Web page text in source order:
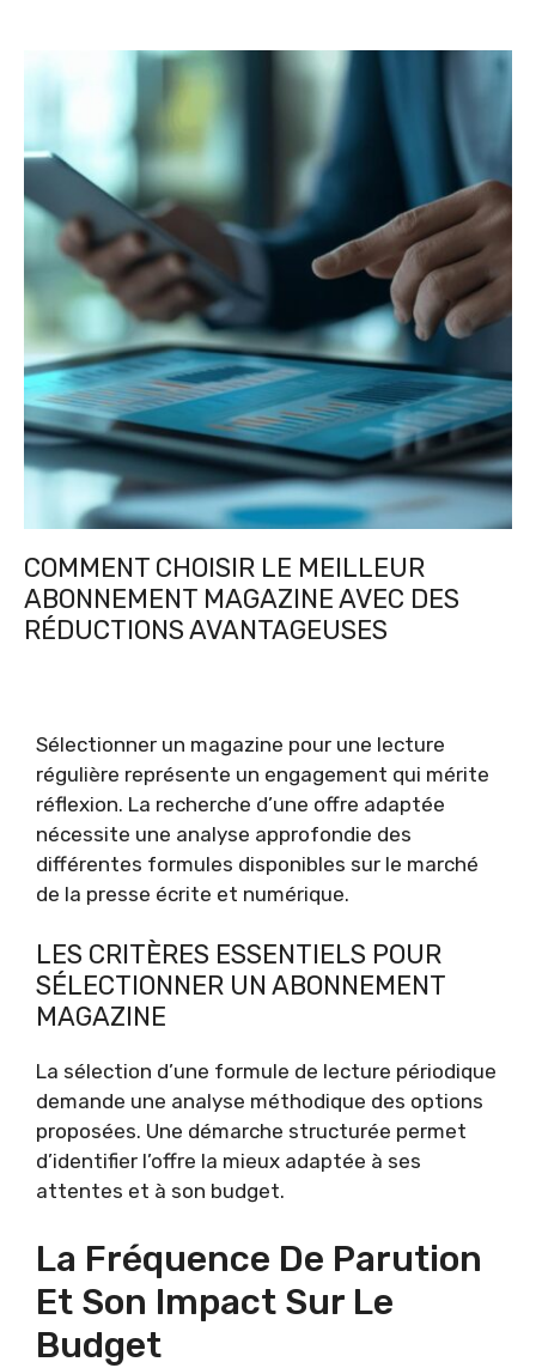
COMMENT CHOISIR LE MEILLEUR
ABONNEMENT MAGAZINE AVEC DES
RÉDUCTIONS AVANTAGEUSES
Sélectionner un magazine pour une lecture
régulière représente un engagement qui mérite
réflexion. La recherche d’une offre adaptée
nécessite une analyse approfondie des
différentes formules disponibles sur le marché
de la presse écrite et numérique.
LES CRITÈRES ESSENTIELS POUR
SÉLECTIONNER UN ABONNEMENT
MAGAZINE
La sélection d’une formule de lecture périodique
demande une analyse méthodique des options
proposées. Une démarche structurée permet
d’identifier l’offre la mieux adaptée à ses
attentes et à son budget.
La Fréquence De Parution
Et Son Impact Sur Le
Budget